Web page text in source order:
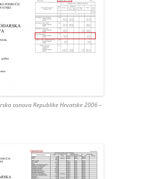
osnova Republike Hrvatske 2006 –